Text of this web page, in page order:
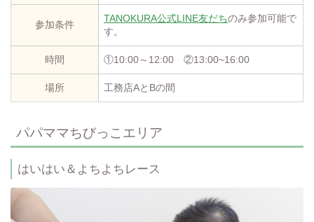
参加条件
TANOKURA公式LINE友だちのみ参加可能で
す。
時間 ①10:00～12:00 ②13:00~16:00
場所 工務店AとBの間
パパママちびっこエリア
はいはい＆よちよちレース